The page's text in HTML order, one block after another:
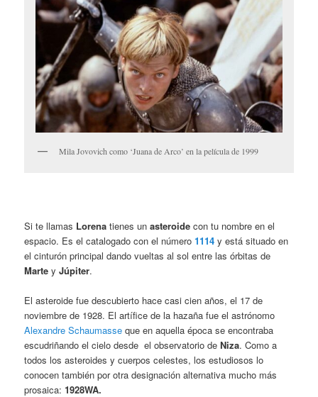
Mila Jovovich como ‘Juana de Arco’ en la película de 1999
Si te llamas Lorena tienes unasteroide con tu nombre en el
espacio. Es el catalogado con el número1114 y está situado en
el cinturón principal dando vueltas al sol entre las órbitas de
Marte yJúpiter.
El asteroide fue descubierto hace casi cien años, el 17 de
noviembre de 1928. El artífice de la hazaña fue el astrónomo
Alexandre Schaumasse que en aquella época se encontraba
escudriñando el cielo desde el observatorio deNiza. Como a
todos los asteroides y cuerpos celestes, los estudiosos lo
conocen también por otra designación alternativa mucho más
prosaica:1928WA.